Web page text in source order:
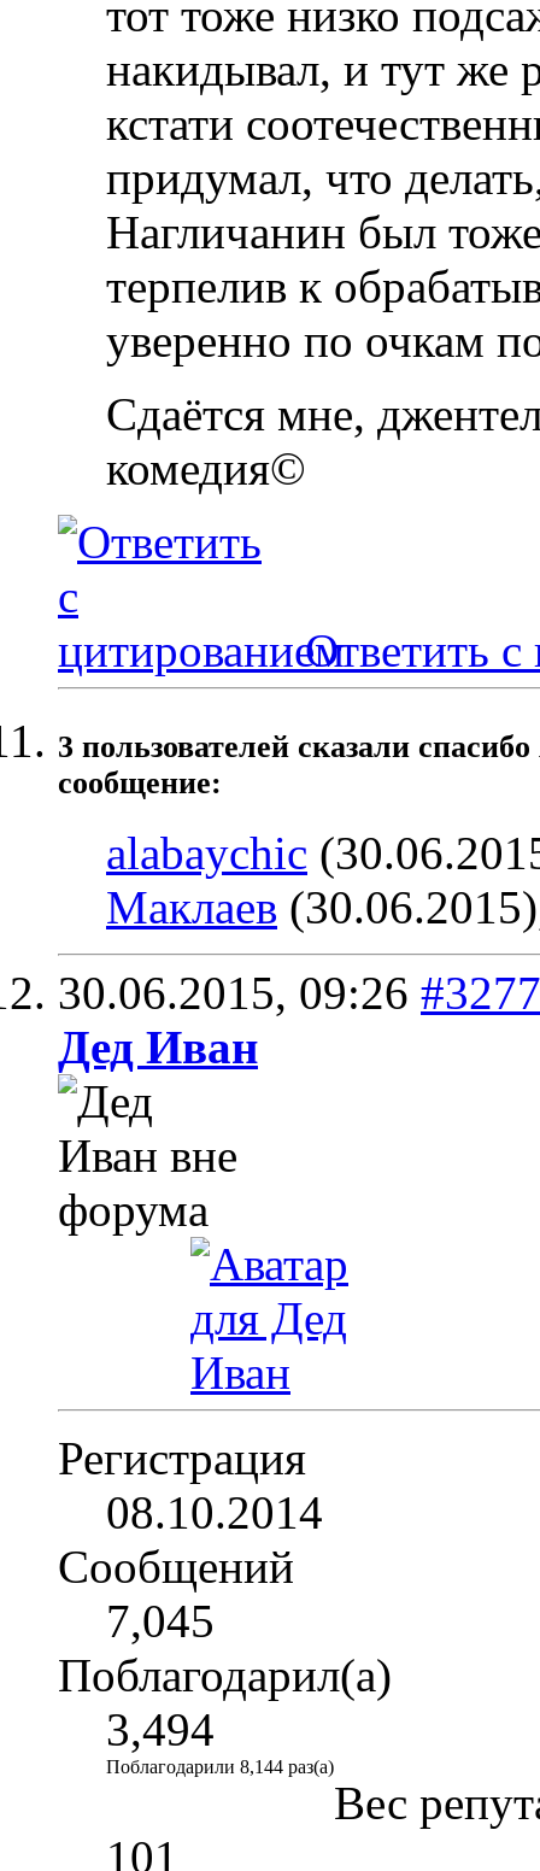
тот тоже низко
накидывал, и тут же
кстати
придумал, что
Нагличанин был
терпелив к
уверенно по очкам
Сдаётся мне,
комедия©
Ответить с
3 пользователей сказали
сообщение:
alabaychic
Маклаев
30.06.2015, 09:26 #3277
Дед Иван
Регистрация
08.10.2014
Сообщений
7,045
Поблагодарил(а)
3,494
Поблагодарили 8,144 раз(а)
Вес
101